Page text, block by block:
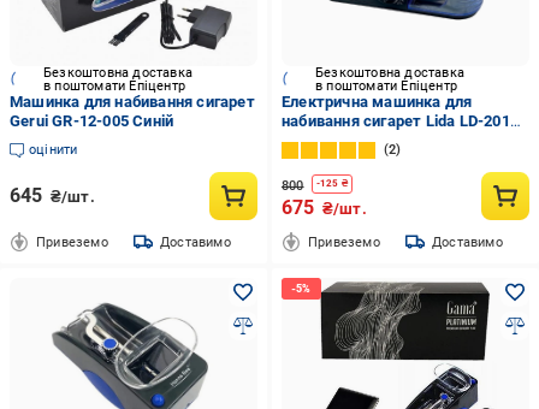
Безкоштовна доставка
в поштомати Епіцентр
Машинка для набивання сигарет
Gerui GR-12-005 Синій
оцінити
645 ₴/шт.
Привеземо Доставимо
Безкоштовна доставка
в поштомати Епіцентр
Електрична машинка для
набивання сигарет Lida LD-2015
з реверсом Чорний (27012)
2
800 -125 ₴
675 ₴/шт.
Привеземо Доставимо